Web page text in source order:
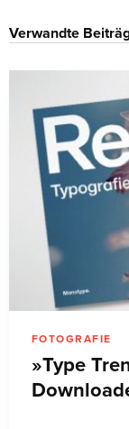
Verwandte
FOTOGRAFIE
»Type